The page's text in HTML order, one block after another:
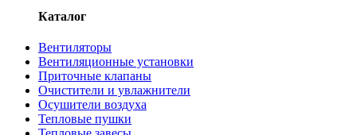
Каталог
Вентиляторы
Вентиляционные установки
Приточные клапаны
Очистители и увлажнители
Осушители воздуха
Тепловые пушки